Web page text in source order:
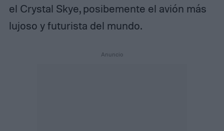
el Crystal Skye, posibemente el avión más
lujoso y futurista del mundo.